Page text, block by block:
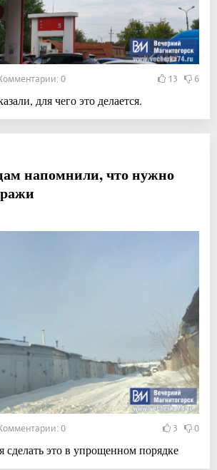
0 13 6
для чего это делается.
напомнили, что нужно
0 3 0
сделать это в упрощенном порядке